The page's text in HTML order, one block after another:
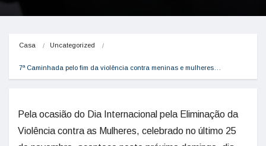
Casa Uncategorized
7ª Caminhada pelo fim da violência contra meninas e mulheres…
Pela ocasião do Dia Internacional pela Eliminação da
Violência contra as Mulheres, celebrado no último 25